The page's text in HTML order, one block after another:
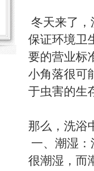
冬天来了
保证环境卫
要的营业标
小角落很可
于虫害的生
那么，洗浴
一、潮湿
很潮湿，而